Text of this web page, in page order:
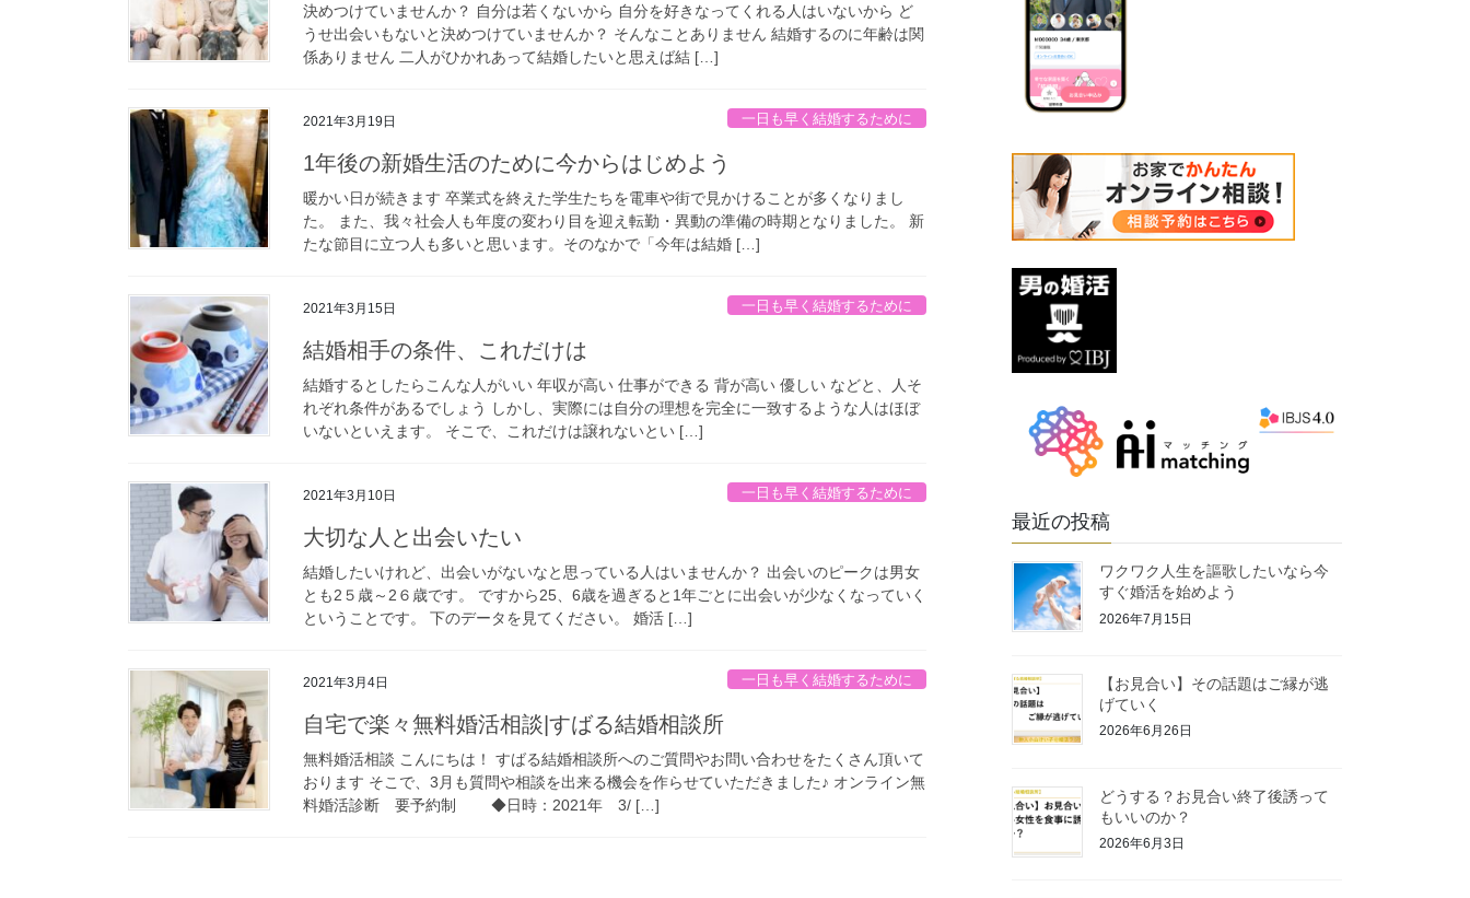
決めつけていませんか？ 自分は若くないから 自分を好きなってくれる人はいないから ど
うせ出会いもないと決めつけていませんか？ そんなことありません 結婚するのに年齢は関
係ありません 二人がひかれあって結婚したいと思えば結 […]
2021年3月19日 一日も早く結婚するために
1年後の新婚生活のために今からはじめよう
暖かい日が続きます 卒業式を終えた学生たちを電車や街で見かけることが多くなりまし
た。 また、我々社会人も年度の変わり目を迎え転勤・異動の準備の時期となりました。 新
たな節目に立つ人も多いと思います。そのなかで「今年は結婚 […]
2021年3月15日 一日も早く結婚するために
結婚相手の条件、これだけは
結婚するとしたらこんな人がいい 年収が高い 仕事ができる 背が高い 優しい などと、人そ
れぞれ条件があるでしょう しかし、実際には自分の理想を完全に一致するような人はほぼ
いないといえます。 そこで、これだけは譲れないとい […]
2021年3月10日 一日も早く結婚するために
大切な人と出会いたい
結婚したいけれど、出会いがないなと思っている人はいませんか？ 出会いのピークは男女
とも2５歳～2６歳です。 ですから25、6歳を過ぎると1年ごとに出会いが少なくなっていく
ということです。 下のデータを見てください。 婚活 […]
2021年3月4日 一日も早く結婚するために
自宅で楽々無料婚活相談|すばる結婚相談所
無料婚活相談 こんにちは！ すばる結婚相談所へのご質問やお問い合わせをたくさん頂いて
おります そこで、3月も質問や相談を出来る機会を作らせていただきました♪ オンライン無
料婚活診断 要予約制 ◆日時：2021年 3/ […]
最近の投稿
ワクワク人生を謳歌したいなら今
すぐ婚活を始めよう
2026年7月15日
【お見合い】その話題はご縁が逃
げていく
2026年6月26日
どうする？お見合い終了後誘って
もいいのか？
2026年6月3日